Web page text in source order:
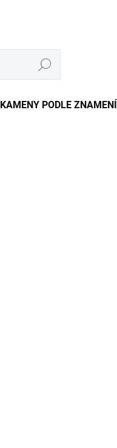
Hledat
KAMENY PODLE ZNAMENÍ